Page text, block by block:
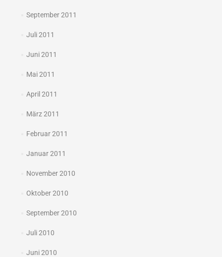
September 2011
Juli 2011
Juni 2011
Mai 2011
April 2011
März 2011
Februar 2011
Januar 2011
November 2010
Oktober 2010
September 2010
Juli 2010
Juni 2010